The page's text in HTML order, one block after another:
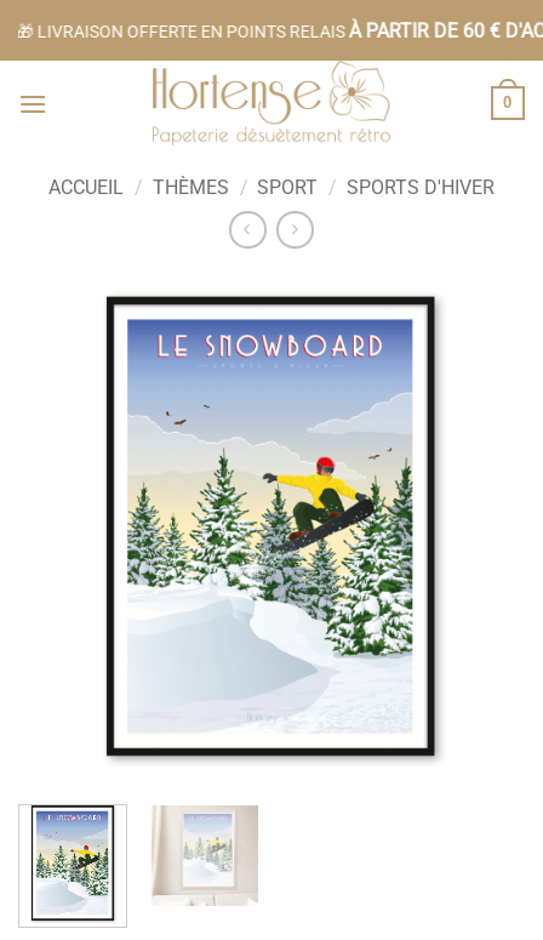
au
LIVRAISON OFFERTE EN POINTS RELAISÀ PARTIR DE 60 €
0
ACCUEIL / THÈMES / SPORT / SPORTS D'HIVER